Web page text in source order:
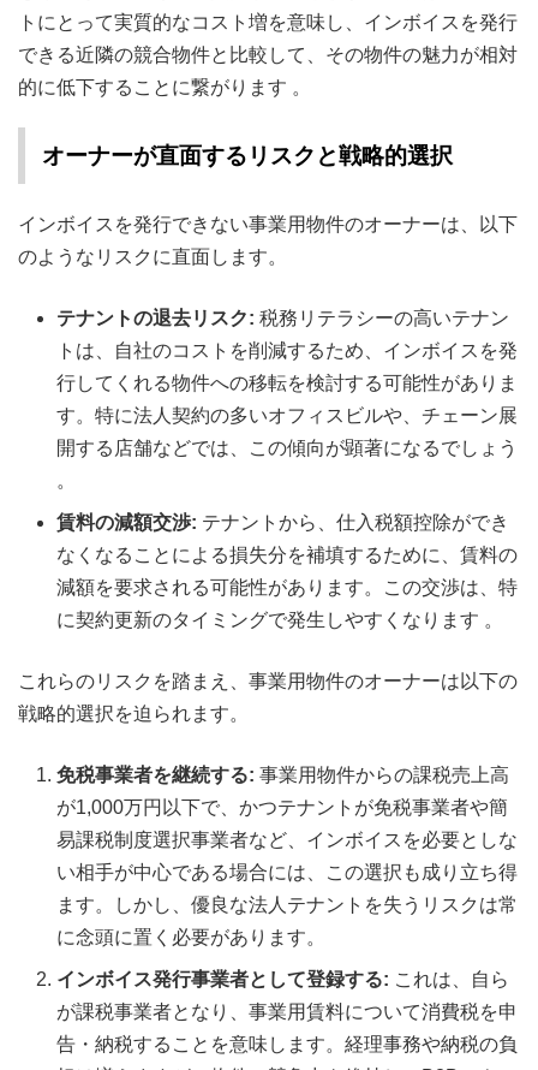
トにとって実質的なコスト増を意味し、インボイスを発行
できる近隣の競合物件と比較して、その物件の魅力が相対
的に低下することに繋がります 。
オーナーが直面するリスクと戦略的選択
インボイスを発行できない事業用物件のオーナーは、以下
のようなリスクに直面します。
テナントの退去リスク: 税務リテラシーの高いテナン
トは、自社のコストを削減するため、インボイスを発
行してくれる物件への移転を検討する可能性がありま
す。特に法人契約の多いオフィスビルや、チェーン展
開する店舗などでは、この傾向が顕著になるでしょう
。
賃料の減額交渉: テナントから、仕入税額控除ができ
なくなることによる損失分を補填するために、賃料の
減額を要求される可能性があります。この交渉は、特
に契約更新のタイミングで発生しやすくなります 。
これらのリスクを踏まえ、事業用物件のオーナーは以下の
戦略的選択を迫られます。
免税事業者を継続する: 事業用物件からの課税売上高
が1,000万円以下で、かつテナントが免税事業者や簡
易課税制度選択事業者など、インボイスを必要としな
い相手が中心である場合には、この選択も成り立ち得
ます。しかし、優良な法人テナントを失うリスクは常
に念頭に置く必要があります。
インボイス発行事業者として登録する: これは、自ら
が課税事業者となり、事業用賃料について消費税を申
告・納税することを意味します。経理事務や納税の負